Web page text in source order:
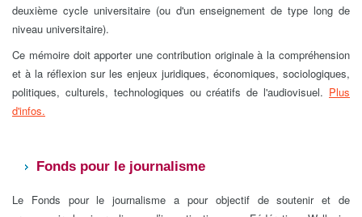
deuxième cycle universitaire (ou d'un enseignement de type long de
niveau universitaire).
Ce mémoire doit apporter une contribution originale à la compréhension
et à la réflexion sur les enjeux juridiques, économiques, sociologiques,
politiques, culturels, technologiques ou créatifs de l'audiovisuel. Plus
d'infos.
Fonds pour le journalisme
Le Fonds pour le journalisme a pour objectif de soutenir et de